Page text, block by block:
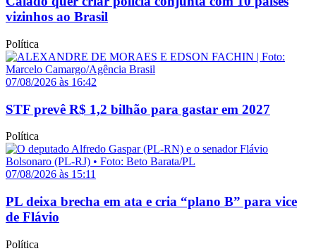
vizinhos ao Brasil
Política
07/08/2026 às 16:42
STF prevê R$ 1,2 bilhão para gastar em 2027
Política
07/08/2026 às 15:11
PL deixa brecha em ata e cria “plano B” para vice
de Flávio
Política